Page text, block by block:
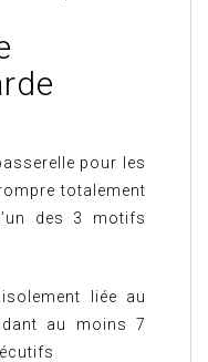
pour les
totalement
des 3 motifs
liée au
au moins 7